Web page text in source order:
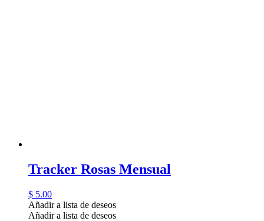
Tracker Rosas Mensual
$ 5.00
Añadir a lista de deseos
Añadir a lista de deseos